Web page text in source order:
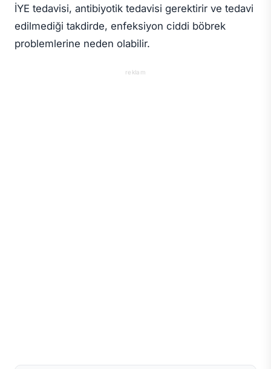
İYE tedavisi, antibiyotik tedavisi gerektirir ve tedavi
edilmediği takdirde, enfeksiyon ciddi böbrek
problemlerine neden olabilir.
reklam